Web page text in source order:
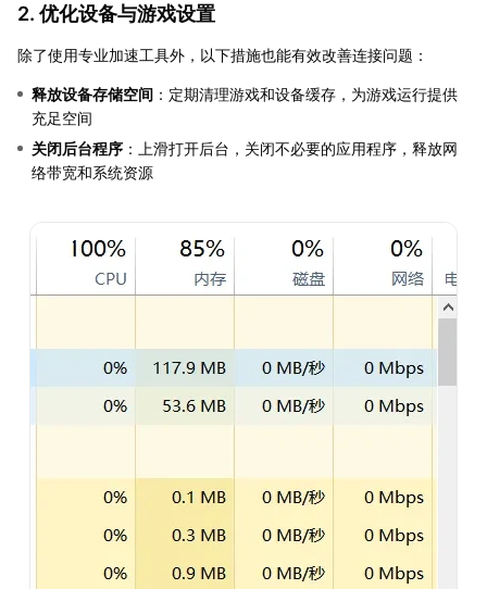
2. 优化设备与游戏设置
除了使用专业加速工具外，以下措施也能有效改善连接问题：
释放设备存储空间 ：定期清理游戏和设备缓存，为游戏运行提供
充足空间
关闭后台程序 ：上滑打开后台，关闭不必要的应用程序，释放网
络带宽和系统资源